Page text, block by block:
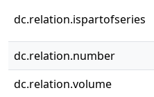
dc.relation.ispartofseries
dc.relation.number
dc.relation.volume